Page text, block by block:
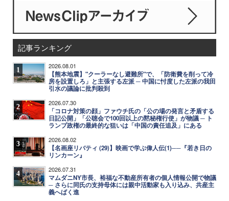
記事ランキング
1 2026.08.01
【熊本地震】"クーラーなし避難所"で、「防衛費を削って冷
房を設置しろ」と主張する左派 ─ 中国に忖度した左派の我田
引水の議論に批判殺到
2 2026.07.30
「コロナ対策の顔」ファウチ氏の「公の場の発言と矛盾する
日記公開」「公聴会で100回以上の黙秘権行使」が物議 ─ ト
ランプ政権の最終的な狙いは「中国の責任追及」にある
3 2026.08.02
【名画座リバティ (29)】映画で学ぶ偉人伝(1)──『若き日の
リンカーン』
4 2026.07.31
マムダニNY市長、裕福な不動産所有者の個人情報公開で物議
─ さらに同氏の支持母体には親中活動家も入り込み、共産主
義へばく進